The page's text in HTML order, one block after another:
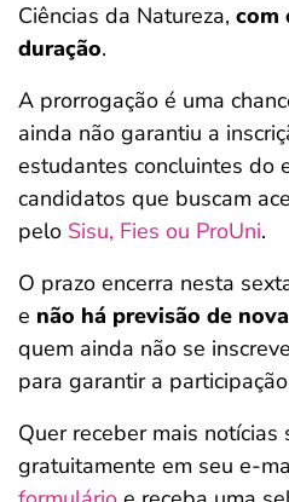
Ciências da Natureza, com
duração.
A prorrogação é uma
ainda não garantiu a
estudantes concluintes do
candidatos que buscam
pelo Sisu, Fies ou ProUni.
O prazo encerra nesta
e não há previsão de
quem ainda não se
para garantir a
Quer receber mais
gratuitamente em seu e-